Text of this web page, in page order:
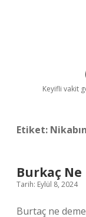
Keyifli vakit
Etiket:
Burkaç Ne
Tarih: Eylül 8, 2024
Burtaç ne